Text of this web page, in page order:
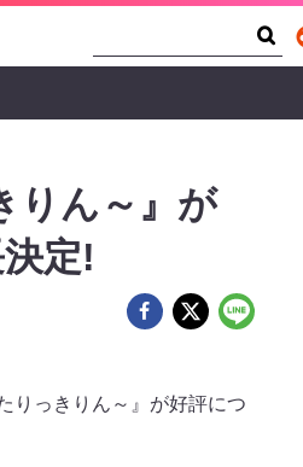
りん～』が
定!
りっきりん～』が好評につ